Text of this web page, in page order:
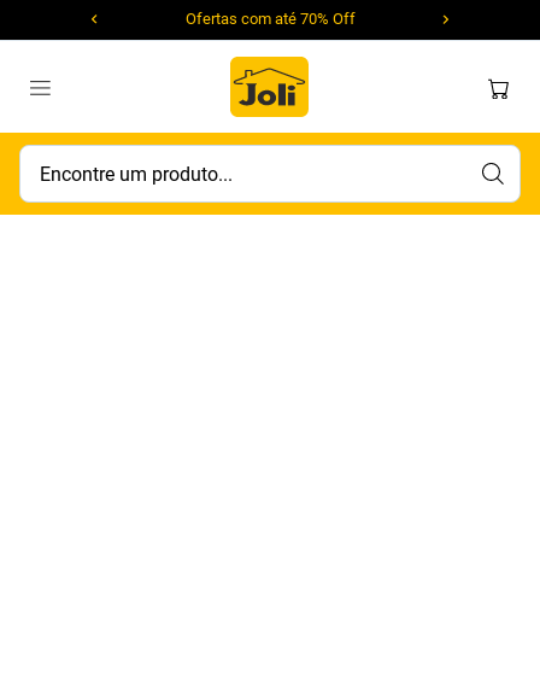
Ofertas com até 70% Off
Encontre um produto...